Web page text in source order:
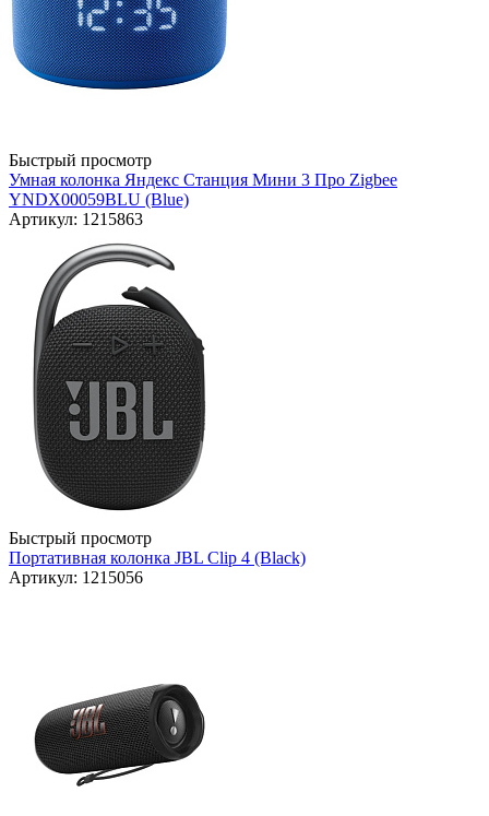
Быстрый просмотр
Умная колонка Яндекс Станция Мини 3 Про Zigbee
YNDX00059BLU (Blue)
Артикул: 1215863
Быстрый просмотр
Портативная колонка JBL Clip 4 (Black)
Артикул: 1215056